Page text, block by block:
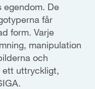
egendom. De
får
form. Varje
manipulation
och
ett uttryckligt,